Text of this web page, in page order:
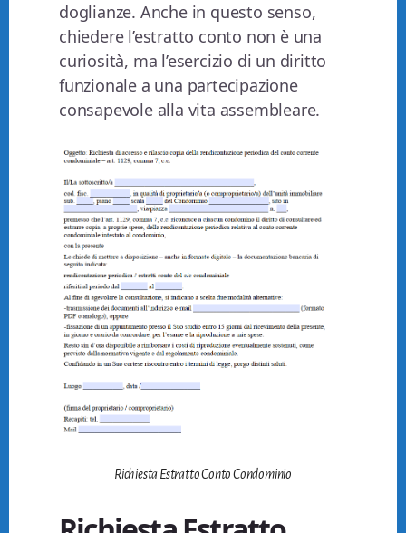
doglianze. Anche in questo senso,
chiedere l’estratto conto non è una
curiosità, ma l’esercizio di un diritto
funzionale a una partecipazione
consapevole alla vita assembleare.
Richiesta Estratto Conto Condominio